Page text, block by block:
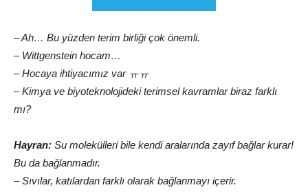
– Ah… Bu yüzden terim birliği çok önemli.
– Wittgenstein hocam…
– Hocaya ihtiyacımız var ㅠㅠ
– Kimya ve biyoteknolojideki terimsel kavramlar biraz farklı
mı?
Hayran: Su molekülleri bile kendi aralarında zayıf bağlar kurar!
Bu da bağlanmadır.
– Sıvılar, katılardan farklı olarak bağlanmayı içerir.